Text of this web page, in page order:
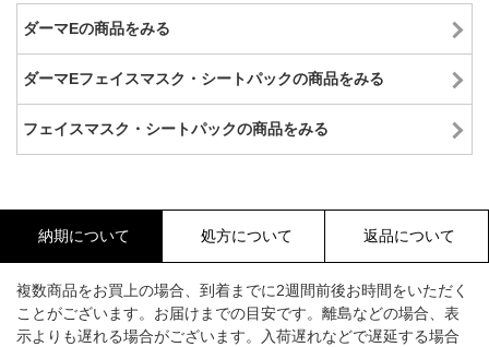
ダーマEの商品をみる
ダーマEフェイスマスク・シートパックの商品をみる
フェイスマスク・シートパックの商品をみる
納期について 処方について 返品について
複数商品をお買上の場合、到着までに2週間前後お時間をいただく
ことがございます。お届けまでの目安です。離島などの場合、表
示よりも遅れる場合がございます。入荷遅れなどで遅延する場合